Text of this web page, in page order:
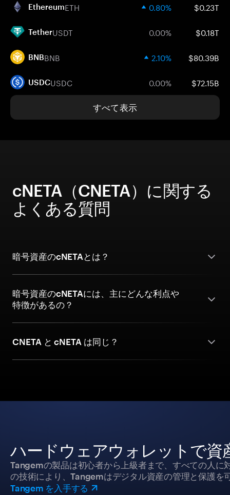
EthereumETH 0.80% $0.23T
TetherUSDT 0.00% $0.18T
BNBBNB 2.10% $80.39B
USDCUSDC 0.00% $72.15B
すべて表示
cNETA（CNETA）に関する
よくある質問
暗号資産のcNETAとは？
暗号資産のcNETAには、主にどんな利点や
特徴があるの？
CNETA と cNETA は同じ？
ハードウェアウォレットで資
Tangemの製品は初心者から上級者まで、すべての人に
の技術により、Tangemはデジタル資産の管理と保護を
Tangem を入手する